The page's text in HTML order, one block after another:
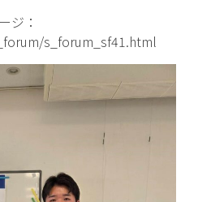
ジ：
s_forum_sf41.html